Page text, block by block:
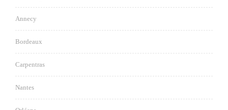
Annecy
Bordeaux
Carpentras
Nantes